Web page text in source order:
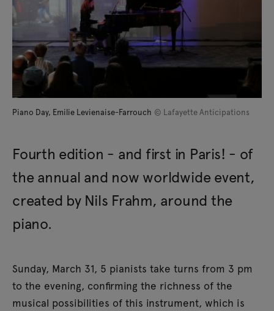
Piano Day, Emilie Levienaise-Farrouch © Lafayette Anticipations
Fourth edition - and first in Paris! - of
the annual and now worldwide event,
created by Nils Frahm, around the
piano.
Sunday, March 31, 5 pianists take turns from 3 pm
to the evening, confirming the richness of the
musical possibilities of this instrument, which is